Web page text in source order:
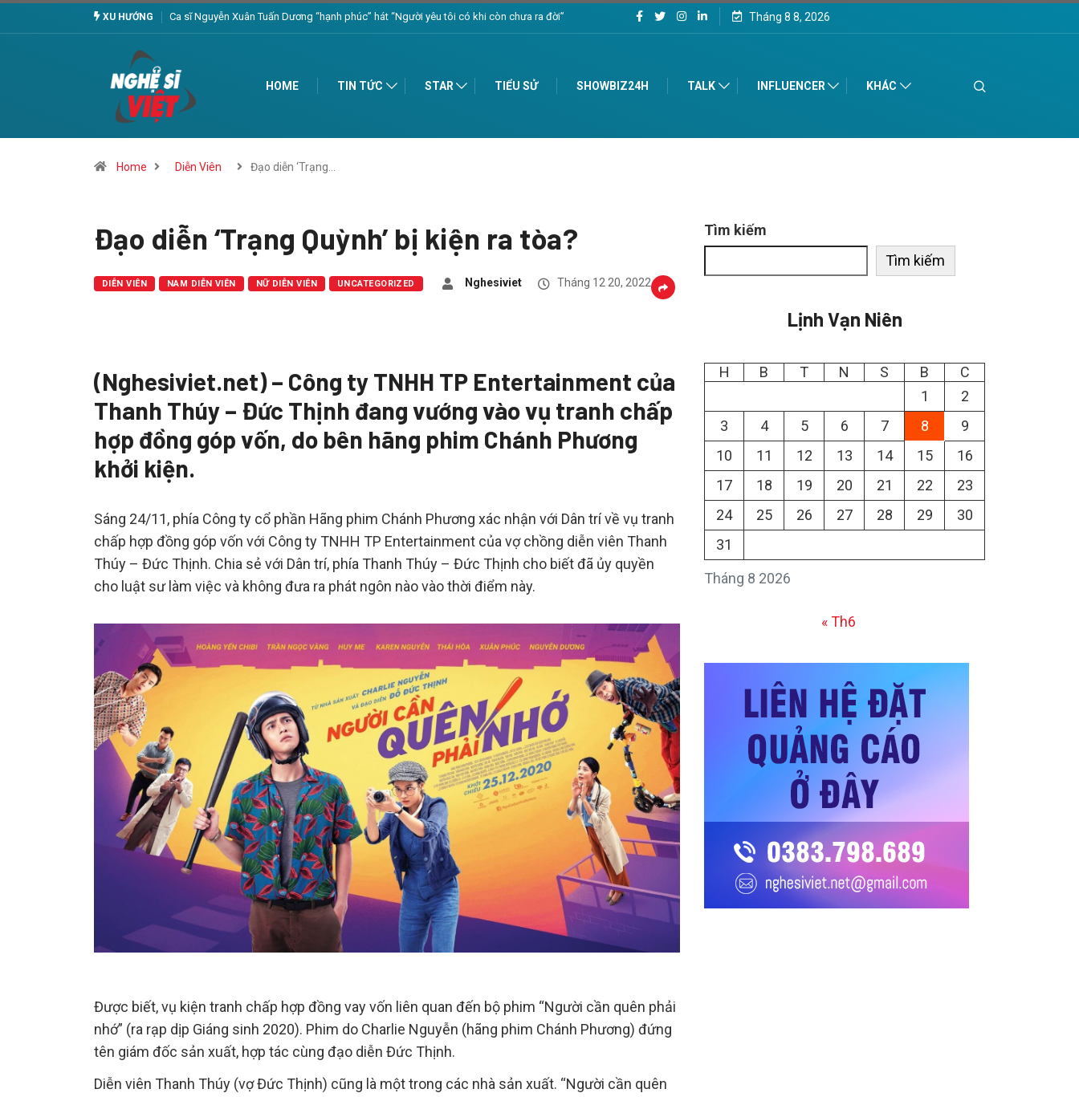
XU HƯỚNG ‘Chúc mừng năm mới’ – Bản hòa ca ấn tượng – Chào đón 2024 Tháng 8 8, 2026
HOME TIN TỨC STAR TIỂU SỬ SHOWBIZ24H TALK INFLUENCER KHÁC
Home Diễn Viên Đạo diễn ‘Trạng…
Đạo diễn ‘Trạng Quỳnh’ bị kiện ra tòa?
DIỄN VIÊN NAM DIỄN VIÊN NỮ DIỄN VIÊN UNCATEGORIZED Nghesiviet Tháng 12 20, 2022
(Nghesiviet.net) – Công ty TNHH TP Entertainment của
Thanh Thúy – Đức Thịnh đang vướng vào vụ tranh chấp
hợp đồng góp vốn, do bên hãng phim Chánh Phương
khởi kiện.
Sáng 24/11, phía Công ty cổ phần Hãng phim Chánh Phương xác nhận với Dân trí về vụ tranh
chấp hợp đồng góp vốn với Công ty TNHH TP Entertainment của vợ chồng diễn viên Thanh
Thúy – Đức Thịnh. Chia sẻ với Dân trí, phía Thanh Thúy – Đức Thịnh cho biết đã ủy quyền
cho luật sư làm việc và không đưa ra phát ngôn nào vào thời điểm này.
Được biết, vụ kiện tranh chấp hợp đồng vay vốn liên quan đến bộ phim “Người cần quên phải
nhớ” (ra rạp dịp Giáng sinh 2020). Phim do Charlie Nguyễn (hãng phim Chánh Phương) đứng
tên giám đốc sản xuất, hợp tác cùng đạo diễn Đức Thịnh.
Diễn viên Thanh Thúy (vợ Đức Thịnh) cũng là một trong các nhà sản xuất. “Người cần quên
Tìm kiếm
Tìm kiếm
Lịnh Vạn Niên
Tháng 8 2026
H B T N S B
C
1
2
3
4 5 6 7 8
9
10
11 12 13 14 15
16
17
18 19 20 21 22
23
24
25 26 27 28 29
30
31
« Th6